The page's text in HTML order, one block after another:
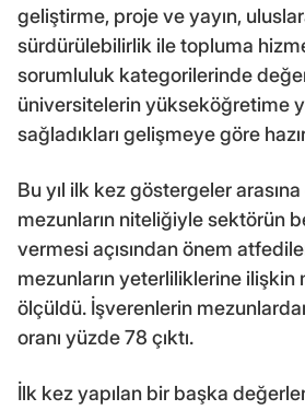
geliştirme, proje ve yayın,
sürdürülebilirlik ile topluma
sorumluluk kategorilerinde
üniversitelerin yükseköğretime
sağladıkları gelişmeye göre
Bu yıl ilk kez göstergeler
mezunların niteliğiyle sektörün
vermesi açısından önem
mezunların yeterliliklerine ilişkin
ölçüldü. İşverenlerin
oranı yüzde 78 çıktı.
İlk kez yapılan bir başka